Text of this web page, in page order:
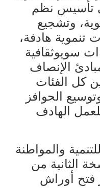
تأسيس نظم
وتشجيع
تنموية هادفة،
سويوثقافية
الإنصاف
كل الفئات
الحوافز
الهادف
والمواطنة
الثانية من
فتح أوراش